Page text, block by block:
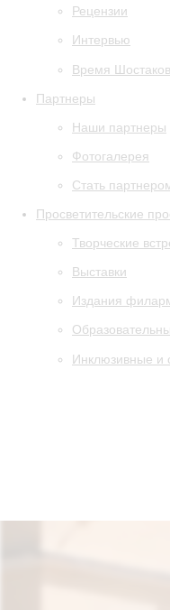
Рецензии
Интервью
Время
Партнеры
Наши партнеры
Фотогалерея
Стать
Просветительские
Творческие
Выставки
Издания
Инклюзивные и